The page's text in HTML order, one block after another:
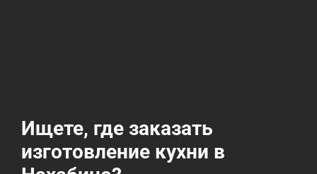
Ищете, где заказать
изготовление кухни в